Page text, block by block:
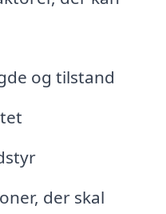
og tilstand
der skal